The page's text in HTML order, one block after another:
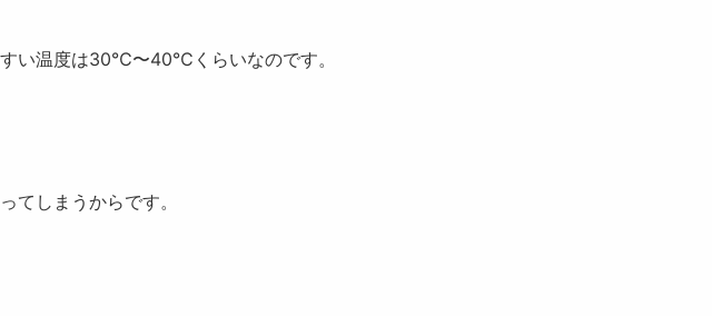
すい温度は30℃〜40℃ くらいなのです。
てしまうからです。